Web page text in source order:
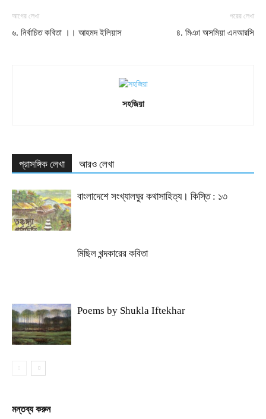
আগের লেখা
৬. নির্বাচিত কবিতা ।। আহমদ ইলিয়াস
পরের লেখা
৪. মিঞা অসমিয়া এনআরসি
সহজিয়া
প্রাসঙ্গিক লেখা আরও লেখা
বাংলাদেশে সংখ্যালঘুর কথাসাহিত্য। কিস্তি : ১৩
মিছিল খন্দকারের কবিতা
Poems by Shukla Iftekhar
মন্তব্য করুন